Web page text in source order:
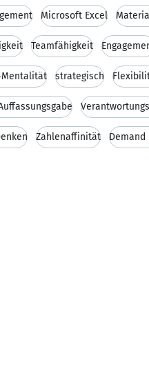
Microsoft Excel
Teamfähigkeit
strategisch
Zahlenaffinität Demand